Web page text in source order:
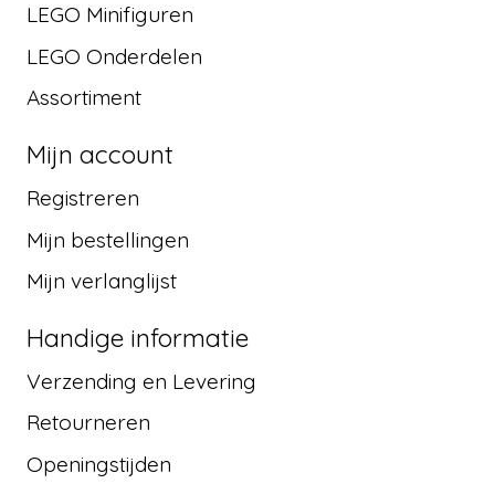
LEGO Minifiguren
LEGO Onderdelen
Assortiment
Mijn account
Registreren
Mijn bestellingen
Mijn verlanglijst
Handige informatie
Verzending en Levering
Retourneren
Openingstijden